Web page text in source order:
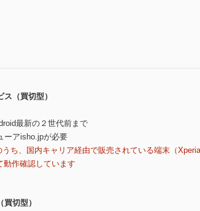
（買切型）
最新の２世代前まで
ーアisho.jpが必要
ち、国内キャリア経由で販売されている端末（Xperia
動作確認しています
切型）